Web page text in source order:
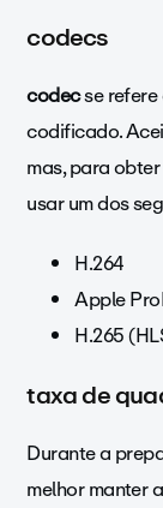
codecs
codecse refere
codificado.
mas, para
usar um dos
H.264
Apple
H.265
taxa de
Durante a
melhor manter